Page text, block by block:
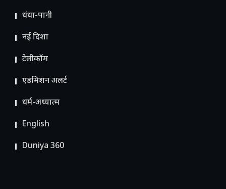
धंधा-पानी
नई दिशा
टेलीकॉम
ए​डमिशन अलर्ट
धर्म-अध्यात्म
English
Duniya 360